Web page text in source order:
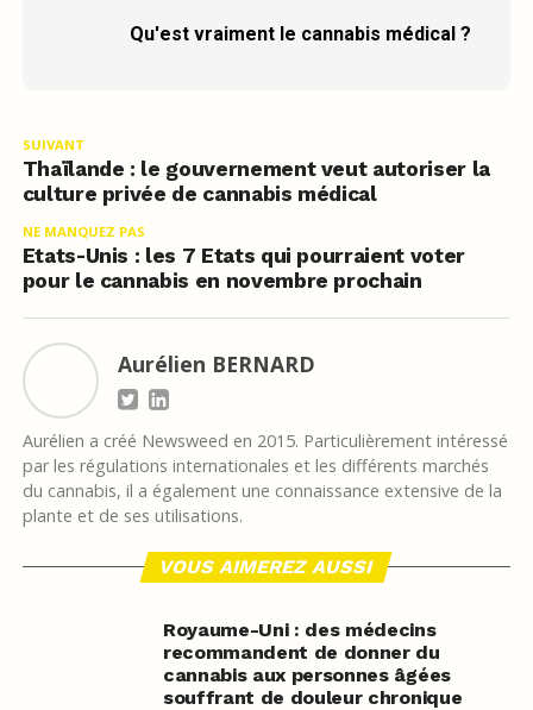
Qu'est vraiment le cannabis médical ?
SUIVANT
Thaïlande : le gouvernement veut autoriser la
culture privée de cannabis médical
NE MANQUEZ PAS
Etats-Unis : les 7 Etats qui pourraient voter
pour le cannabis en novembre prochain
Aurélien BERNARD
Aurélien a créé Newsweed en 2015. Particulièrement intéressé
par les régulations internationales et les différents marchés
du cannabis, il a également une connaissance extensive de la
plante et de ses utilisations.
VOUS AIMEREZ AUSSI
Royaume-Uni : des médecins
recommandent de donner du
cannabis aux personnes âgées
souffrant de douleur chronique